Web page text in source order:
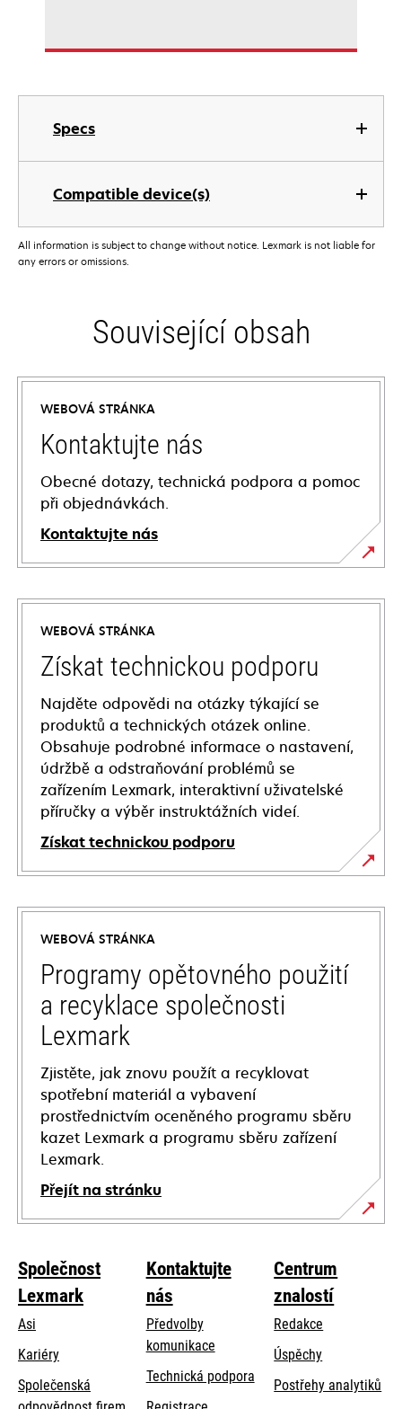
Specs
Compatible device(s)
All information is subject to change without notice. Lexmark is not liable for
any errors or omissions.
Související obsah
WEBOVÁ STRÁNKA
Kontaktujte nás
Obecné dotazy, technická podpora a pomoc
při objednávkách.
Kontaktujte nás
WEBOVÁ STRÁNKA
Získat technickou podporu
Najděte odpovědi na otázky týkající se
produktů a technických otázek online.
Obsahuje podrobné informace o nastavení,
údržbě a odstraňování problémů se
zařízením Lexmark, interaktivní uživatelské
příručky a výběr instruktážních videí.
Získat technickou podporu
opens
in
new
tab
WEBOVÁ STRÁNKA
Programy opětovného použití
a recyklace společnosti
Lexmark
Zjistěte, jak znovu použít a recyklovat
spotřební materiál a vybavení
prostřednictvím oceněného programu sběru
kazet Lexmark a programu sběru zařízení
Lexmark.
Přejít na stránku
Společnost
Lexmark
Asi
Kariéry
Společenská
Kontaktujte
nás
Předvolby
komunikace
Technická podporaopens
Centrum
znalostí
Redakce
Úspěchy
Postřehy analytiků